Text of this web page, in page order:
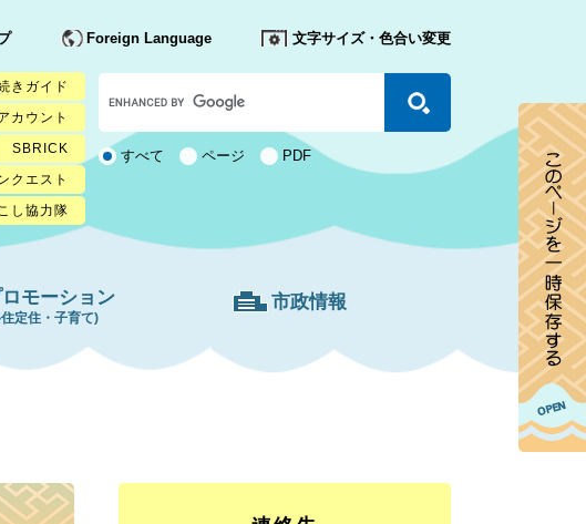
Foreign Language 文字サイズ・色合い変更
きガイド
カウント
SBRICK
クエスト
し協力隊
カ
ス
タ
ム
検 すべて ページ PDF
モーション
定住・子育て)
市政情報